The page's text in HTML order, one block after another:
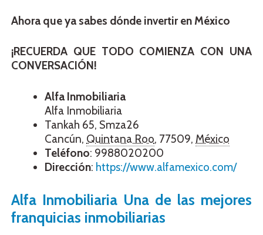
Ahora que ya sabes dónde invertir en México
¡RECUERDA QUE TODO COMIENZA CON UNA
CONVERSACIÓN!
Alfa Inmobiliaria
Alfa Inmobiliaria
Tankah 65, Smza26
Cancún, Quintana Roo, 77509, México
Teléfono: 9988020200
Dirección: https://www.alfamexico.com/
Alfa Inmobiliaria Una de las mejores
franquicias inmobiliarias